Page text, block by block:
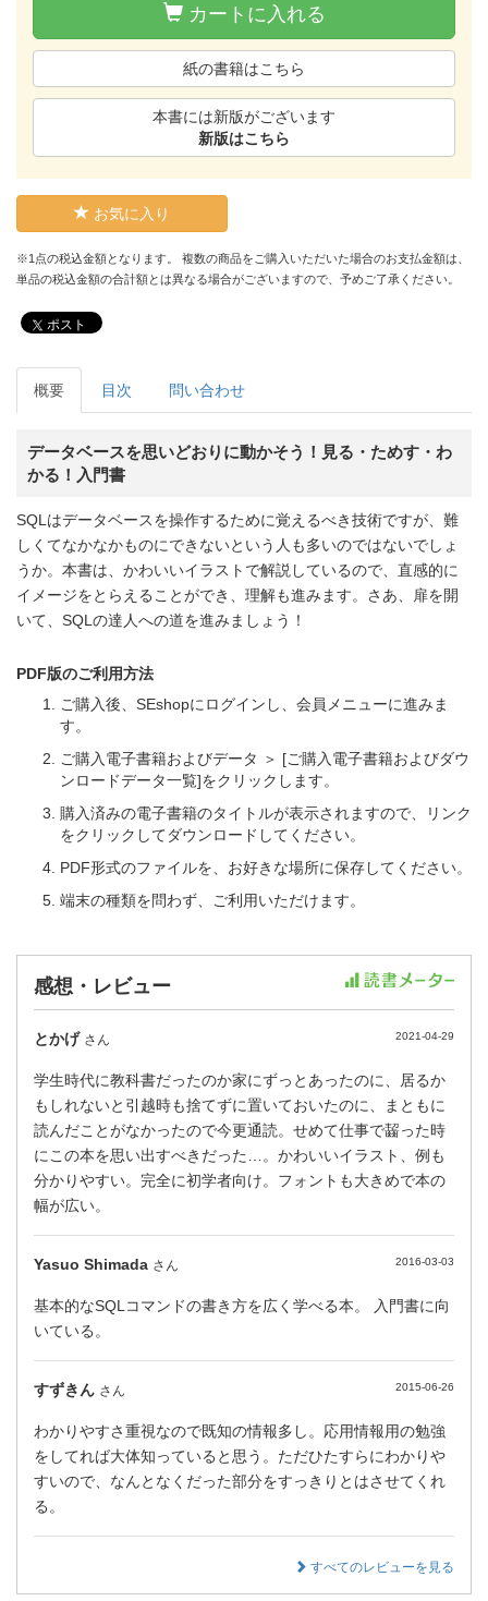
カートに入れる
紙の書籍はこちら
本書には新版がございます
新版はこちら
お気に入り
※1点の税込金額となります。 複数の商品をご購入いただいた場合のお支払金額は、
単品の税込金額の合計額とは異なる場合がございますので、予めご了承ください。
ポスト
概要 目次 問い合わせ
データベースを思いどおりに動かそう！見る・ためす・わ
かる！入門書
SQLはデータベースを操作するために覚えるべき技術ですが、難
しくてなかなかものにできないという人も多いのではないでしょ
うか。本書は、かわいいイラストで解説しているので、直感的に
イメージをとらえることができ、理解も進みます。さあ、扉を開
いて、SQLの達人への道を進みましょう！
PDF版のご利用方法
ご購入後、SEshopにログインし、会員メニューに進みま
す。
ご購入電子書籍およびデータ ＞ [ご購入電子書籍およびダウ
ンロードデータ一覧]をクリックします。
購入済みの電子書籍のタイトルが表示されますので、リンク
をクリックしてダウンロードしてください。
PDF形式のファイルを、お好きな場所に保存してください。
端末の種類を問わず、ご利用いただけます。
感想・レビュー
とかげ さん 2021-04-29
学生時代に教科書だったのか家にずっとあったのに、居るか
もしれないと引越時も捨てずに置いておいたのに、まともに
読んだことがなかったので今更通読。せめて仕事で齧った時
にこの本を思い出すべきだった…。かわいいイラスト、例も
分かりやすい。完全に初学者向け。フォントも大きめで本の
幅が広い。
Yasuo Shimada さん 2016-03-03
基本的なSQLコマンドの書き方を広く学べる本。 入門書に向
いている。
すずきん さん 2015-06-26
わかりやすさ重視なので既知の情報多し。応用情報用の勉強
をしてれば大体知っていると思う。ただひたすらにわかりや
すいので、なんとなくだった部分をすっきりとはさせてくれ
る。
すべてのレビューを見る